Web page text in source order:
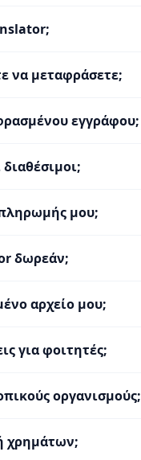
να μεταφράσετε;
εγγράφου;
μου;
δωρεάν;
αρχείο μου;
για φοιτητές;
οργανισμούς;
χρημάτων;